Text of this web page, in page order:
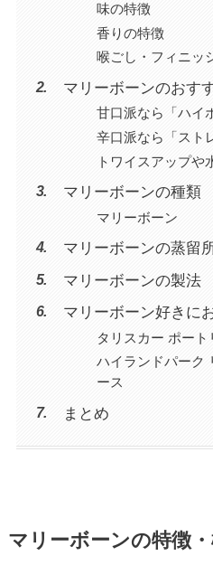
味の特徴
香りの特徴
喉ごし・フィニッ
マリーボーンのおす
甘口派なら「ハイ
辛口派なら「スト
トワイスアップや
マリーボーンの種類
マリーボーン
マリーボーンの蒸留
マリーボーンの製法
マリーボーン好きに
タリスカー ポート
ハイランドパーク
ース
まとめ
マリーボーンの特徴